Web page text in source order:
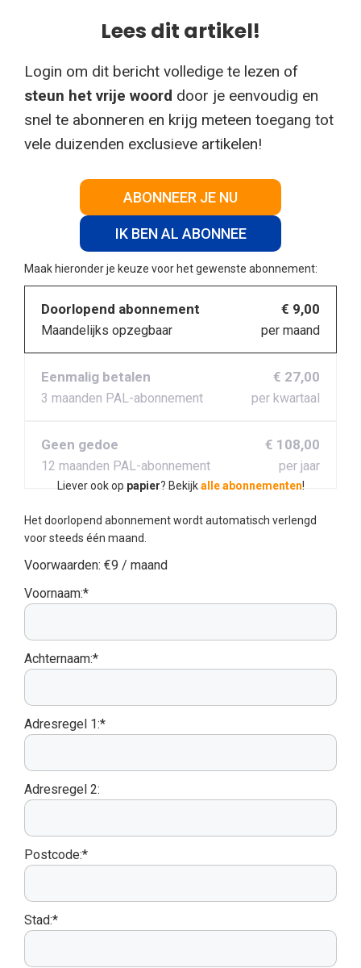
Lees dit artikel!
Login om dit bericht volledige te lezen of
steun het vrije woord door je eenvoudig en
snel te abonneren en krijg meteen toegang tot
vele duizenden exclusieve artikelen!
ABONNEER JE NU
IK BEN AL ABONNEE
Maak hieronder je keuze voor het gewenste abonnement:
Doorlopend abonnement
Maandelijks opzegbaar
€ 9,00
per maand
Eenmalig betalen
3 maanden PAL-abonnement
€ 27,00
per kwartaal
Geen gedoe
12 maanden PAL-abonnement
€ 108,00
per jaar
Liever ook op papier? Bekijkalle abonnementen!
Het doorlopend abonnement wordt automatisch verlengd
voor steeds één maand.
Voorwaarden: €9 / maand
Voornaam:*
Achternaam:*
Adresregel 1:*
Adresregel 2:
Postcode:*
Stad:*